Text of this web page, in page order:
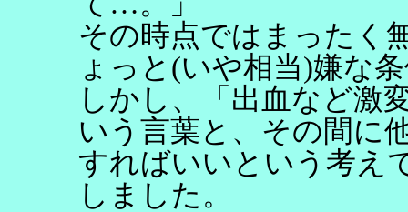
その時点ではまったく
ょっと(いや相当)嫌な
しかし、「出血など激
いう言葉と、その間に
すればいいという考え
しました。